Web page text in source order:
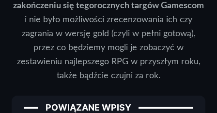
zakończeniu się tegorocznych targów Gamescom
i nie było możliwości zrecenzowania ich czy
zagrania w wersję gold (czyli w pełni gotową),
przez co będziemy mogli je zobaczyć w
zestawieniu najlepszego RPG w przyszłym roku,
także bądźcie czujni za rok.
POWIĄZANE WPISY